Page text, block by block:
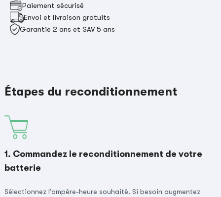
Paiement sécurisé
Envoi et livraison gratuits
Garantie 2 ans et SAV 5 ans
Étapes du reconditionnement
1. Commandez le reconditionnement de votre
batterie
Sélectionnez l’ampère-heure souhaité. Si besoin augmentez